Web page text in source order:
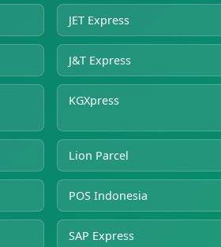
JET Express
J&T Express
KGXpress
Lion Parcel
POS Indonesia
SAP Express